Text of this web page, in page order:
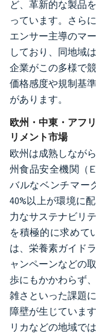
ど、革新的な製品
っています。さら
エンサー主導のマ
しており、同地域
企業がこの多様で
価格感度や規制基
があります。
欧州・中東・アフ
リメント市場
欧州は成熟しなが
州食品安全機関（
バルなベンチマー
40%以上が環境に
力なサステナビリ
を積極的に求めて
は、栄養素ガイド
ャンペーンなどの
歩にもかかわらず
雑さといった課題
障壁が生じていま
リカなどの地域で